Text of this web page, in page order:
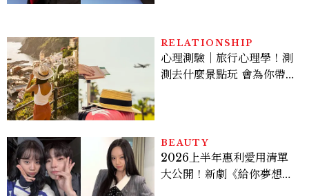
RELATIONSHIP
心理測驗｜旅行心理學！測
測去什麼景點玩 會為你帶來
BEAUTY
2026上半年惠利愛用清單
大公開！新劇《給你夢想》